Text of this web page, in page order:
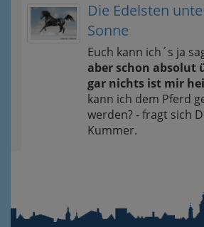
Die Edelsten
Sonne
Euch kann ich´s ja
aber schon absolut
gar nichts ist mir
kann ich dem Pferd
werden? - fragt sich
Kummer.